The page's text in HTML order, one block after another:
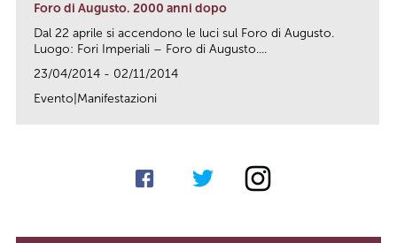
Foro di Augusto. 2000 anni dopo
Dal 22 aprile si accendono le luci sul Foro di Augusto.
Luogo: Fori Imperiali – Foro di Augusto....
23/04/2014 - 02/11/2014
Evento|Manifestazioni